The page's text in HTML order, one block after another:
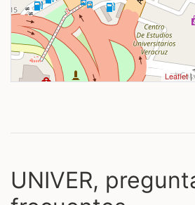
Leaflet|
UNIVER,